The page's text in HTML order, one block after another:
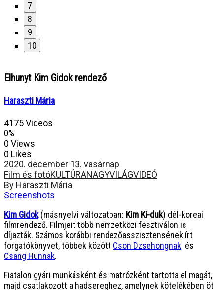
7
8
9
10
Elhunyt Kim Gidok rendező
Haraszti Mária
4175 Videos
0%
0 Views
0 Likes
2020. december 13. vasárnap
Film és fotóKULTÚRANAGYVILÁGVIDEÓ
By Haraszti Mária
Screenshots
Kim Gidok(másnyelvi változatban: Kim Ki-duk) dél-koreai
filmrendező. Filmjeit több nemzetközi fesztiválon is
díjazták. Számos korábbi rendezőasszisztensének írt
forgatókönyvet, többek között Cson Dzsehongnak és
Csang Hunnak.
Fiatalon gyári munkásként és matrózként tartotta el magát,
majd csatlakozott a hadsereghez, amelynek kötelékében öt